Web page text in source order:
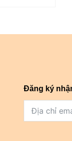
Đăng ký